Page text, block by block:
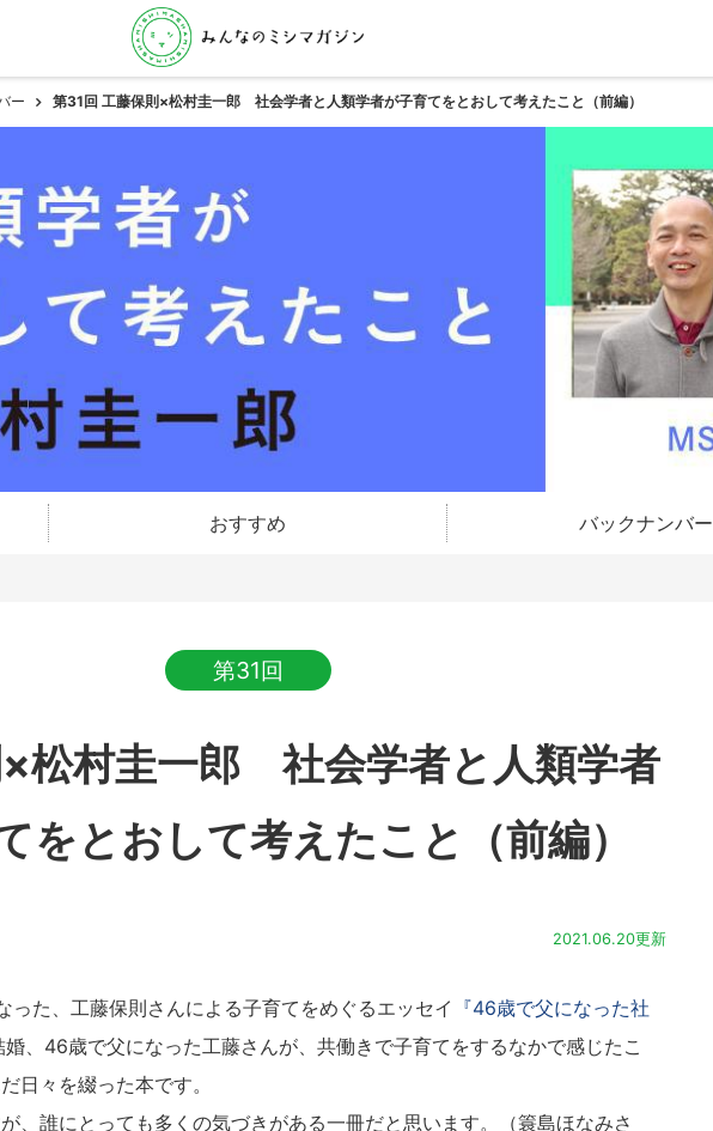
ー 第31回 工藤保則×松村圭一郎 社会学者と人類学者が子育てをとおして考えたこと（前編）
おすすめ バックナンバー
第31回
松村圭一郎 社会学者と人類学者
をとおして考えたこと（前編）
2021.06.20更新
た、工藤保則さんによる子育てをめぐるエッセイ
『46歳で父になった社
、46歳で父になった工藤さんが、共働きで子育てをするなかで感じたこ
日々を綴った本です。
が、誰にとっても多くの気づきがある一冊だと思います。（簑島ほなみさ